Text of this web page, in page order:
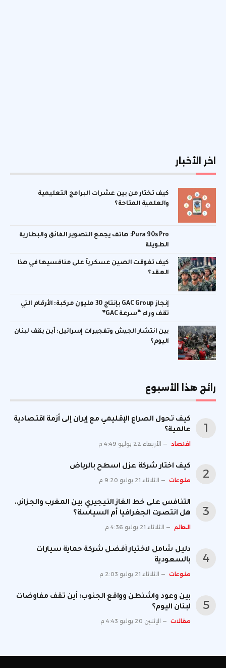
اخر الأخبار
كيف تختار من بين عشرات البرامج التعليمية
والعلمية المتاحة؟
Pura 90s Pro: هاتف يجمع التصوير الفائق والبطارية
الطويلة
كيف تفوقت الصين عسكرياً على منافسيها في هذا
العقد؟
إنجاز GAC Group بإنتاج 30 مليون مركبة: الأرقام التي
تقف وراء “سرعة GAC”
بين انتشار الجيش وتفجيرات إسرائيل: أين يقف لبنان
اليوم؟
رائج هذا الأسبوع
كيف تحول الصراع الإقليمي مع إيران إلى أزمة اقتصادية
عالمية؟
اقتصاد الأربعاء 22 يوليو 4:49 م
كيف اختار شركة عزل اسطح بالرياض
منوعات الثلاثاء 21 يوليو 9:20 م
التنافس على خط الغاز النيجيري بين المغرب والجزائر..
هل انتصرت الجغرافيا أم السياسة؟
العالم الثلاثاء 21 يوليو 4:36 م
دليل شامل لاختيار أفضل شركة حماية سيارات
بالسعودية
منوعات الثلاثاء 21 يوليو 2:03 م
بين وعود واشنطن وواقع الجنوب: أين تقف مفاوضات
لبنان اليوم؟
مقالات الإثنين 20 يوليو 4:43 م